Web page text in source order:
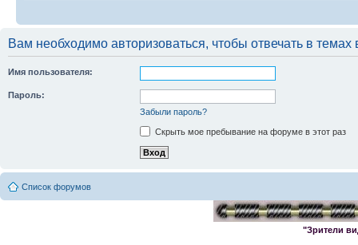
Вам необходимо авторизоваться, чтобы отвечать в
Имя пользователя:
Пароль:
Забыли пароль?
Скрыть мое пребывание на форуме в этот раз
Список форумов
"Зрители